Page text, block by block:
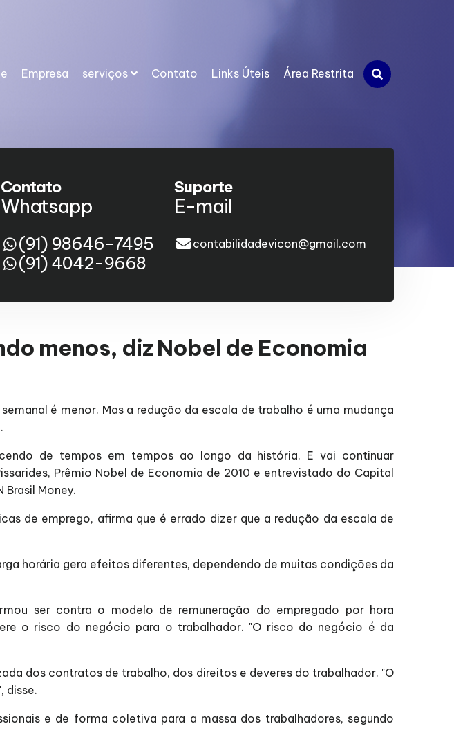
Empresa serviços Contato Links Úteis Área Restrita
Contato
Whatsapp
(91) 98646-7495
(91) 4042-9668
Suporte
E-mail
contabilidadevicon@gmail.com
menos, diz Nobel de Economia
é menor. Mas a redução da escala de trabalho é uma mudança
de tempos em tempos ao longo da história. E vai continuar
Prêmio Nobel de Economia de 2010 e entrevistado do Capital
Money.
de emprego, afirma que é errado dizer que a redução da escala de
horária gera efeitos diferentes, dependendo de muitas condições da
ser contra o modelo de remuneração do empregado por hora
o risco do negócio para o trabalhador. "O risco do negócio é da
dos contratos de trabalho, dos direitos e deveres do trabalhador. "O
disse.
e de forma coletiva para a massa dos trabalhadores, segundo